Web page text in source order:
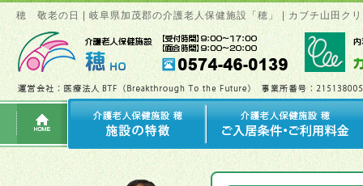
穂 敬老の日 | 岐阜県加茂郡の介護老人保健施設「穂」 | カブチ山田ク